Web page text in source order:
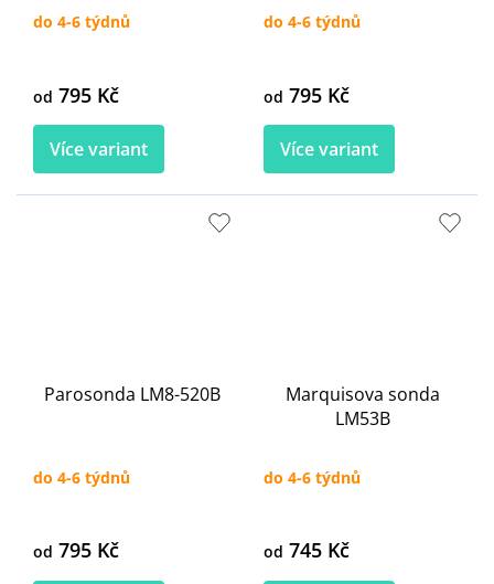
do 4-6 týdnů
od 795 Kč
Více variant
do 4-6 týdnů
od 795 Kč
Více variant
Parosonda LM8-520B
do 4-6 týdnů
od 795 Kč
Marquisova sonda
LM53B
do 4-6 týdnů
od 745 Kč